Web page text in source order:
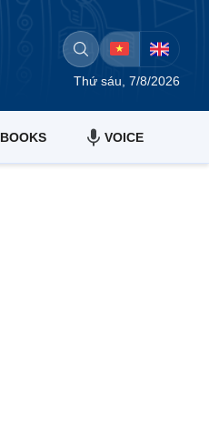
Thứ sáu, 7/8/2026
BOOKS VOICE